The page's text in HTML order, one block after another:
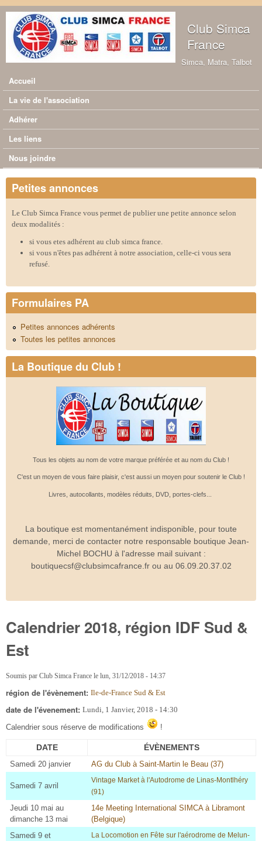
Aller au contenu principal
Club Simca
France
Simca, Matra, Talbot
Menu principal
Accueil
La vie de l'association
Adhérer
Les liens
Nous joindre
Petites annonces
Le Club Simca France vous permet de publier une petite annonce selon
deux modalités :
si vous etes adhérent au club simca france.
si vous n'êtes pas adhérent à notre association, celle-ci vous sera
refusé.
Formulaires PA
Petites annonces adhérents
Toutes les petites annonces
La Boutique du Club !
Tous les objets au nom de votre marque préférée et au nom du Club !
C'est un moyen de vous faire plaisir, c'est aussi un moyen pour soutenir le Club !
Livres, autocollants, modèles réduits, DVD, portes-clefs...
La boutique est momentanément indisponible, pour toute
demande, merci de contacter notre responsable boutique Jean-
Michel BOCHU à l'adresse mail suivant :
boutiquecsf@clubsimcafrance.fr ou au 06.09.20.37.02
Calendrier 2018, région IDF Sud &
Est
Soumis par Club Simca France le lun, 31/12/2018 - 14:37
région de l'évènement: Ile-de-France Sud & Est
date de l'évenement: Lundi, 1 Janvier, 2018 - 14:30
Calendrier sous réserve de modifications !
DATE ÉVÈNEMENTS
Samedi 20 janvier AG du Club à Saint-Martin le Beau (37)
Samedi 7 avril
Vintage Market à l'Autodrome de Linas-Montlhéry
(91)
Jeudi 10 mai au
dimanche 13 mai
14e Meeting International SIMCA à Libramont
(Belgique)
Samedi 9 et
La Locomotion en Fête sur l'aérodrome de Melun-